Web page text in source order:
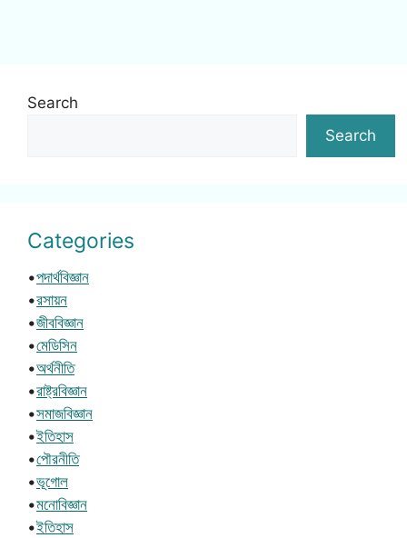
Search
Search
Categories
•পদার্থবিজ্ঞান
•রসায়ন
•জীববিজ্ঞান
•মেডিসিন
•অর্থনীতি
•রাষ্ট্রবিজ্ঞান
•সমাজবিজ্ঞান
•ইতিহাস
•পৌরনীতি
•ভূগোল
•মনোবিজ্ঞান
•ইতিহাস